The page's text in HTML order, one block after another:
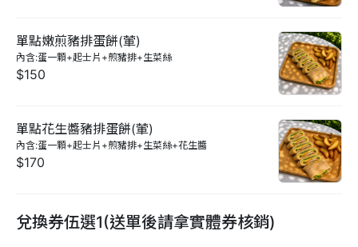
單點嫩煎豬排蛋餅(葷)
內含:蛋一顆+起士片+煎豬排+生菜絲
$150
單點花生醬豬排蛋餅(葷)
內含:蛋一顆+起士片+煎豬排+生菜絲+花生醬
$170
兌換券伍選1(送單後請拿實體券核銷)